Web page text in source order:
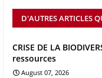
D'AUTRES ARTICLES
CRISE DE LA
ressources
August 07, 2026